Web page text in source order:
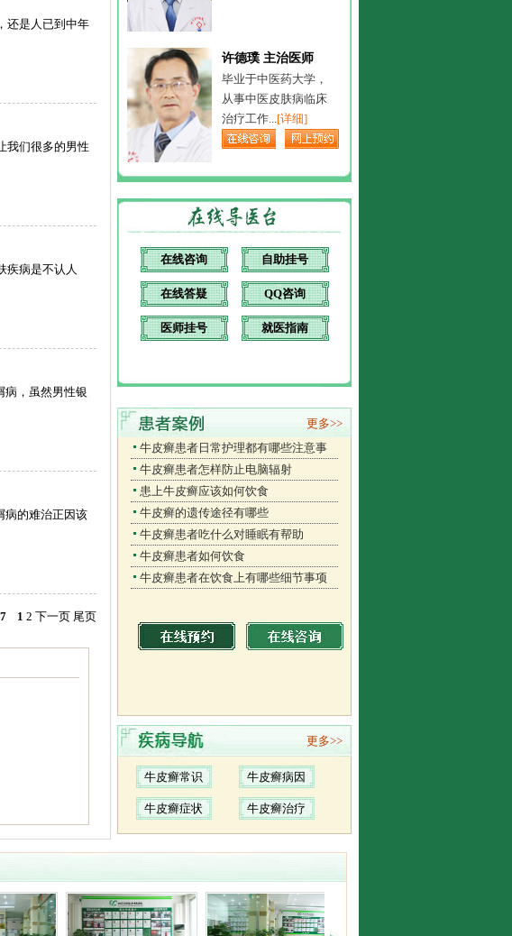
还是人已到中年
我们很多的男性
疾病是不认人
病，虽然男性银
病的难治正因该
7 1 2 下一页 尾页
许德璞 主治医师
毕业于中医药大学，
从事中医皮肤病临床
治疗工作...[详细]
在线咨询 自助挂号
在线答疑 QQ咨询
医师挂号 就医指南
更多>>
牛皮癣患者日常护理都有哪些注意事
牛皮癣患者怎样防止电脑辐射
患上牛皮癣应该如何饮食
牛皮癣的遗传途径有哪些
牛皮癣患者吃什么对睡眠有帮助
牛皮癣患者如何饮食
牛皮癣患者在饮食上有哪些细节事项
更多>>
牛皮癣常识 牛皮癣病因
牛皮癣症状 牛皮癣治疗